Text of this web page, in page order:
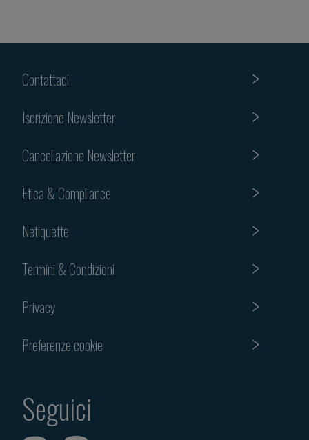
Contattaci
Iscrizione Newsletter
Cancellazione Newsletter
Etica & Compliance
Netiquette
Termini & Condizioni
Privacy
Preferenze cookie
Seguici